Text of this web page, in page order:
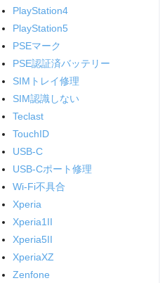
PlayStation4
PlayStation5
PSEマーク
PSE認証済バッテリー
SIMトレイ修理
SIM認識しない
Teclast
TouchID
USB-C
USB-Cポート修理
Wi-Fi不具合
Xperia
Xperia1II
Xperia5II
XperiaXZ
Zenfone